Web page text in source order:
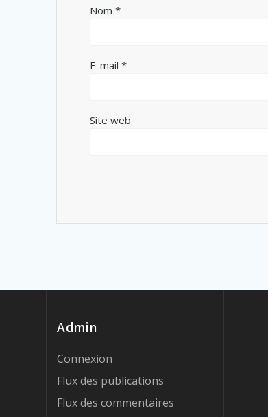
Nom*
E-mail*
Site web
Admin
Connexion
Flux des publications
Flux des commentaires